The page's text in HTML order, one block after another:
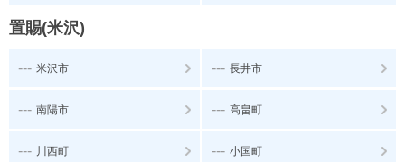
置賜(米沢)
--- 米沢市 --- 長井市
--- 南陽市 --- 高畠町
--- 川西町 --- 小国町